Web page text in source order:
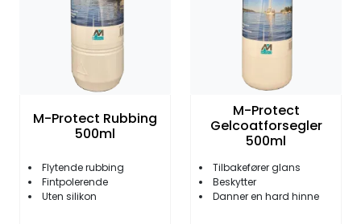
M-Protect Rubbing
500ml
Flytende rubbing
Fintpolerende
Uten silikon
M-Protect
Gelcoatforsegler
500ml
Tilbakefører glans
Beskytter
Danner en hard hinne